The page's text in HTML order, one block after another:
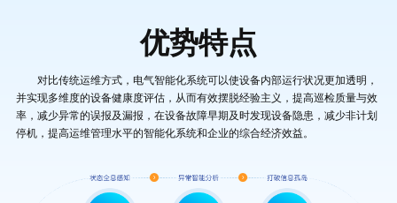
优势特点
对比传统运维方式，电气智能化系统可以使设备内部运行状况更加透明，
并实现多维度的设备健康度评估，从而有效摆脱经验主义，提高巡检质量与效
率，减少异常的误报及漏报，在设备故障早期及时发现设备隐患，减少非计划
停机，提高运维管理水平的智能化系统和企业的综合经济效益。